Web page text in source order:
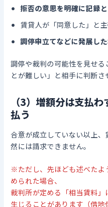
拒否の意思を明確に記録
賃貸人が「同意した」と
調停申立てなどに発展し
調停や裁判の可能性を見せ
とが難しい」と相手に判断さ
（3）増額分は支払
払う
合意が成立していない以上
然には請求できません。
※ただし、先ほども述べたよ
められた場合、
裁判所が定める「相当賃料
生じることがあります（借地